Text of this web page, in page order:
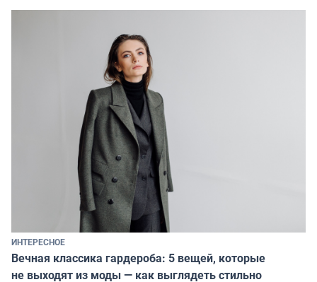
ИНТЕРЕСНОЕ
Вечная классика гардероба: 5 вещей, которые
не выходят из моды — как выглядеть стильно